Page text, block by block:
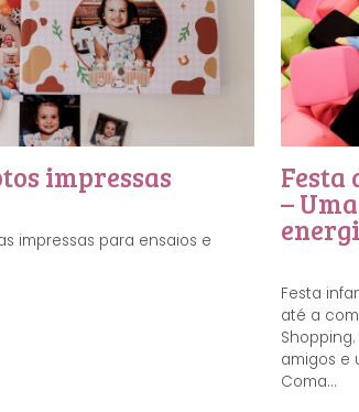
impressas
impressas para ensaios e
Festa
–
Festa
até a
amigos e
Coma...